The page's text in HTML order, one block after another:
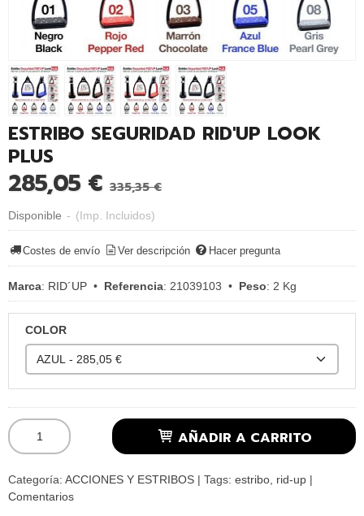
ESTRIBO SEGURIDAD RID'UP LOOK
PLUS
285,05 € 335,35 €
Disponible - (Imp. Incluidos)
Costes de envío Ver descripción Hacer pregunta
Marca: RID´UP • Referencia: 21039103 • Peso: 2 Kg
COLOR
AÑADIR A CARRITO
Categoría: ACCIONES Y ESTRIBOS | Tags: estribo rid-up |
Comentarios